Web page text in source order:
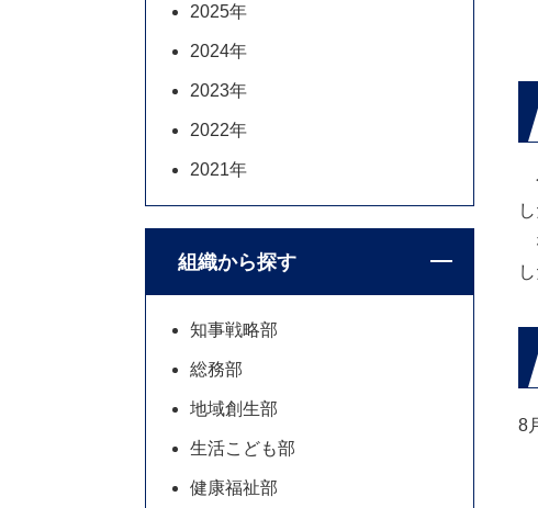
し
8
2025年
2024年
2023年
2022年
2021年
組織から探す
知事戦略部
総務部
地域創生部
生活こども部
健康福祉部